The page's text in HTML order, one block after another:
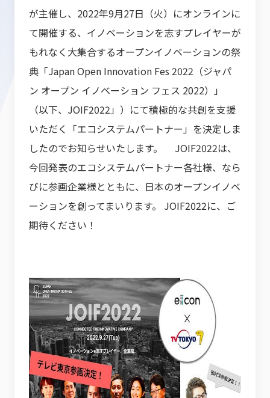
が主催し、2022年9月27日（火）にオンラインに
て開催する、イノベーションを志すプレイヤーが
もれなく大集合するオープンイノベーションの祭
典「Japan Open Innovation Fes 2022（ジャパ
ン オープン イノベーション フェス 2022）」
（以下、JOIF2022」）にて積極的な共創を支援
いただく「エコシステムパートナー」を決定しま
したのでお知らせいたします。 JOIF2022は、
今回発表のエコシステムパートナー各社様、なら
びに参画企業様とともに、日本のオープンイノベ
ーションを創ってまいります。 JOIF2022に、ご
期待ください！